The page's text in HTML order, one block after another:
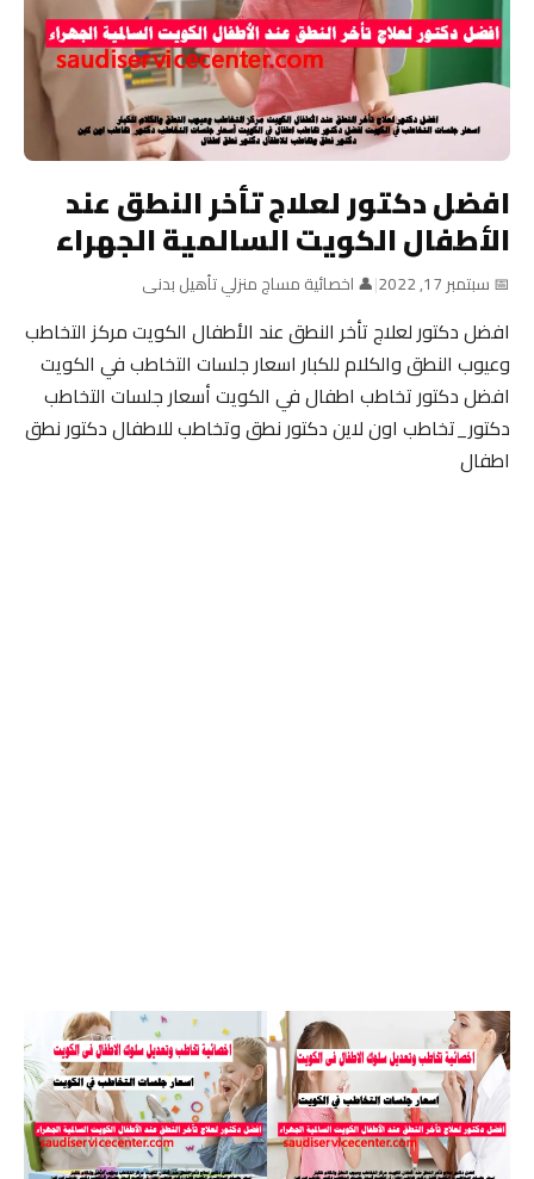
افضل دكتور لعلاج تأخر النطق عند
الأطفال الكويت السالمية الجهراء
📅 سبتمبر 17, 2022 |👤 اخصائية مساج منزلي تأهيل بدنى
افضل دكتور لعلاج تأخر النطق عند الأطفال الكويت مركز التخاطب
وعيوب النطق والكلام للكبار اسعار جلسات التخاطب في الكويت
افضل دكتور تخاطب اطفال في الكويت أسعار جلسات التخاطب
دكتور_تخاطب اون لاين دكتور نطق وتخاطب للاطفال دكتور نطق
اطفال